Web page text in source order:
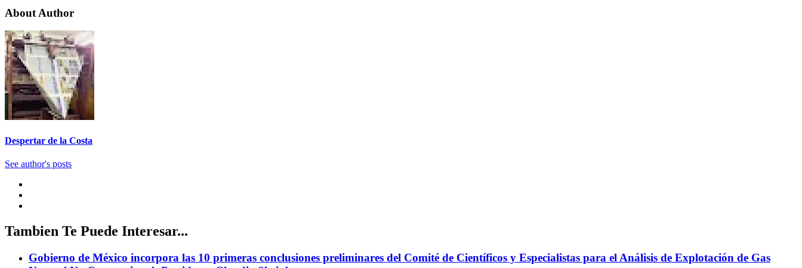
About Author
Despertar de la Costa
See author's posts
Tambien Te Puede Interesar...
Gobierno de México incorpora las 10 primeras conclusiones preliminares del Comité de Científicos y Especialistas para el Análisis de Explotación de Gas